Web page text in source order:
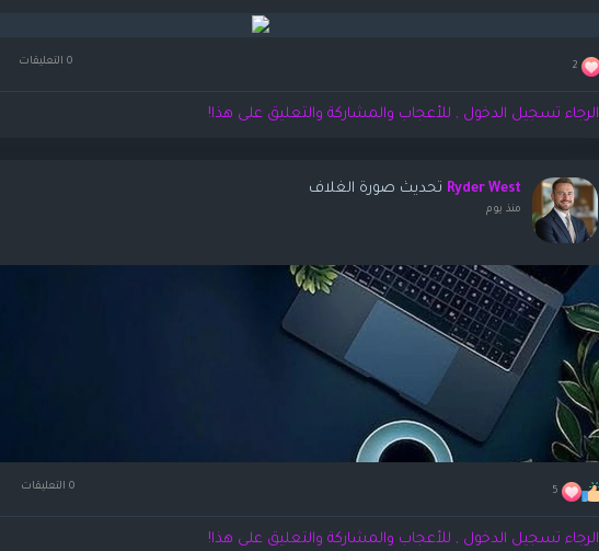
2 0 التعليقات
الرجاء تسجيل الدخول , للأعجاب والمشاركة والتعليق على هذا!
Ryder West تحديث صورة الغلاف
منذ يوم
5 0 التعليقات
الرجاء تسجيل الدخول , للأعجاب والمشاركة والتعليق على هذا!